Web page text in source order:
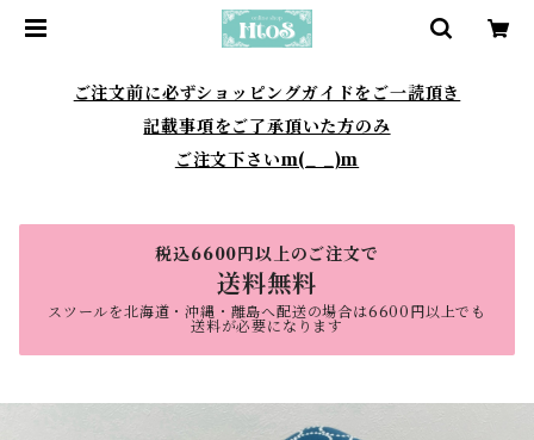
ご注文前に必ずショッピングガイドをご一読頂き
記載事項をご了承頂いた方のみ
ご注文下さいm(_ _)m
税込6600円以上のご注文で
送料無料
スツールを北海道・沖縄・離島へ配送の場合は6600円以上でも
送料が必要になります